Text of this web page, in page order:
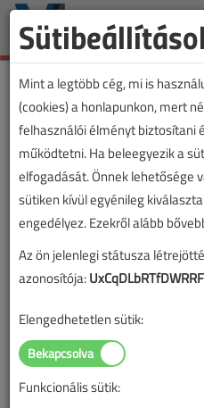
Lapszám:
Mint a legtöbb cég, mi is
(cookies) a honlapunkon, mert
felhasználói élményt biztosítani
működtetni. Ha beleegyezik a
elfogadását. Önnek lehetősége
sütiken kívül egyénileg
engedélyez. Ezekről alább
Az ön jelenlegi státusza
azonosítója:
Elengedhetetlen sütik:
Funkcionális sütik: